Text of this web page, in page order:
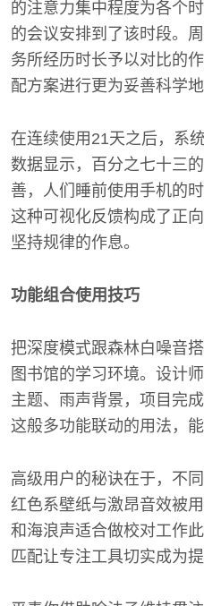
的注意力集中程度为各个
的会议安排到了该时段。
务所经历时长予以对比的
配方案进行更为妥善科学地
在连续使用21天之后，系
数据显示，百分之七十三
善，人们睡前使用手机的
这种可视化反馈构成了正
坚持规律的作息。
功能组合使用技巧
把深度模式跟森林白噪音
图书馆的学习环境。设计
主题、雨声背景，项目完
这般多功能联动的用法，
高级用户的秘诀在于，不
红色系壁纸与激昂音效被
和海浪声适合做校对工作
匹配让专注工具切实成为